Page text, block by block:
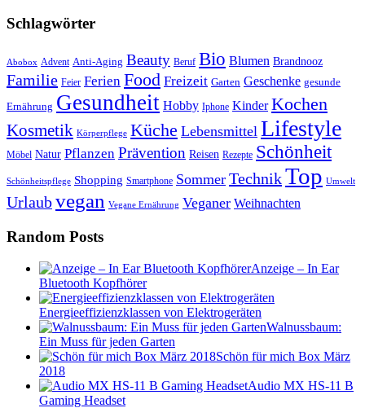
Schlagwörter
Abobox Advent Anti-Aging Beauty Beruf Bio Blumen Brandnooz
Familie Feier Ferien Food Freizeit Garten Geschenke gesunde
Ernährung Gesundheit Hobby Iphone Kinder Kochen
Kosmetik Körperpflege Küche Lebensmittel Lifestyle
Möbel Natur Pflanzen Prävention Reisen Rezepte Schönheit
Schönheitspflege Shopping Smartphone Sommer TechnikTop Umwelt
Urlaubvegan Vegane Ernährung Veganer Weihnachten
Random Posts
Anzeige – In Ear
Bluetooth Kopfhörer
Energieeffizienzklassen von Elektrogeräten
Walnussbaum:
Ein Muss für jeden Garten
Schön für mich Box März
2018
Audio MX HS-11 B
Gaming Headset